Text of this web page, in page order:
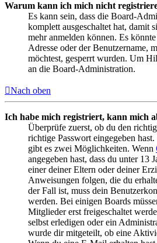
Warum kann ich mich nicht
Es kann sein, dass die Board-
komplett ausgeschaltet hat, damit
mehr anmelden können. Es
Adresse oder der Benutzername,
möchtest, gesperrt wurden. Um
an die Board-Administration.
Nach oben
Ich habe mich registriert, kann mich
Überprüfe zuerst, ob du den
richtige Passwort eingegeben
gibt es zwei Möglichkeiten. Wenn
angegeben hast, dass du unter 13
einer deiner Eltern oder deiner
Anweisungen folgen, die du
der Fall ist, muss dein
werden. Bei einigen Boards
Mitglieder erst freigeschaltet
selbst erledigen oder ein
wurde dir mitgeteilt, ob eine